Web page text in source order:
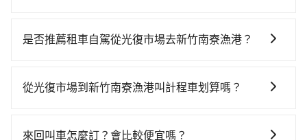
費時、轉車麻煩！從最早06:26一直到23:00，台北-新竹
300元、車程約30分鐘。抵達高鐵站後，步行進站、現
票價290元，再用5分鐘出站、等待車站前排班的計程
是否推薦租車自駕從光復市場去新竹南寮漁港？
花費可能不小。租車公司一般以天為單位計費，小轎車
約$4,500，油錢（每公里約3元）、eTag（每公里約1
從光復市場到新竹南寮漁港叫計程車划算嗎？
灣大車隊、Uber、Line Taxi、Yoxi等，如果在路邊攔不
來回叫車怎麼訂？會比較便宜嗎？